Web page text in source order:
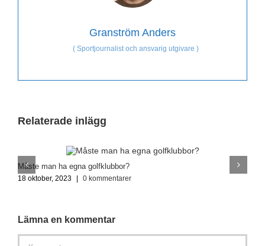
Granström Anders
(Sportjournalist och ansvarig utgivare )
Relaterade inlägg
Måste man ha egna golfklubbor?
18 oktober, 2023 | 0 kommentarer
Lämna en kommentar